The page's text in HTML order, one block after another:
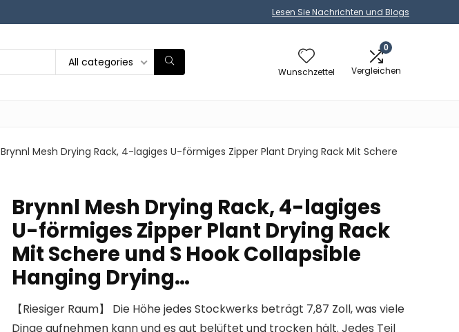
Lesen Sie Nachrichten und Blogs
All categories
Wunschzettel
0
Vergleichen
Brynnl Mesh Drying Rack, 4-lagiges U-förmiges Zipper Plant Drying Rack Mit Schere
Brynnl Mesh Drying Rack, 4-lagiges
U-förmiges Zipper Plant Drying Rack
Mit Schere und S Hook Collapsible
Hanging Drying…
【Riesiger Raum】 Die Höhe jedes Stockwerks beträgt 7,87 Zoll, was viele
Dinge aufnehmen kann und es gut belüftet und trocken hält. Jedes Teil